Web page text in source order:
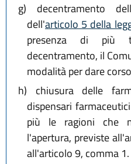
g) decentramento
dell'articolo 5 della
presenza di più
decentramento, il
modalità per dare
h) chiusura delle
dispensari
più le ragioni che
l'apertura, previste
all'articolo 9, comma 1.